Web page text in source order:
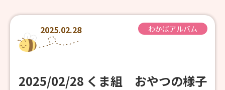
2025.02.28 わかばアルバム
2025/02/28 くま組 おやつの様子